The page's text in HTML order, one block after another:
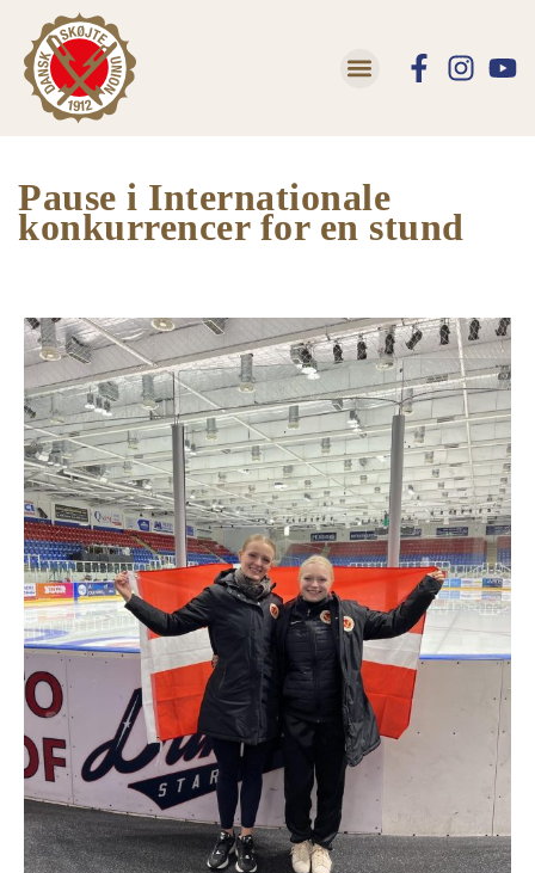
Pause i Internationale
konkurrencer for en stund